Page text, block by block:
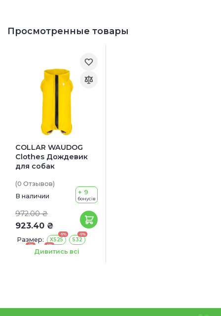
Просмотренные товары
COLLAR WAUDOG
Clothes Дождевик
для собак
(0 Отзывов)
В наличии
972.00 ₴
923.40 ₴
+ 9
бонусів
Размер:
-5%
XS25
-5%
S32
-5% -5%
S35
Дивитись всі